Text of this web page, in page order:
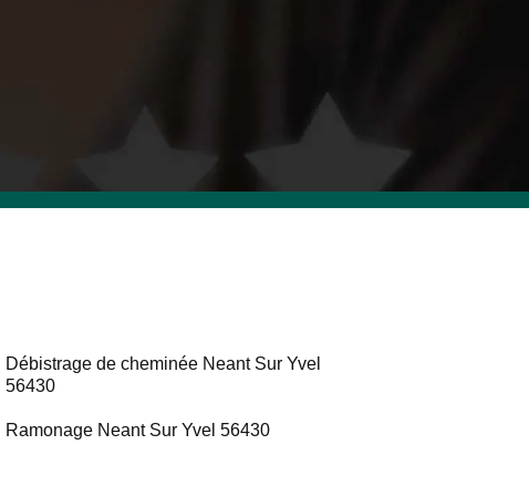
Débistrage de cheminée Neant Sur Yvel
56430
Ramonage Neant Sur Yvel 56430